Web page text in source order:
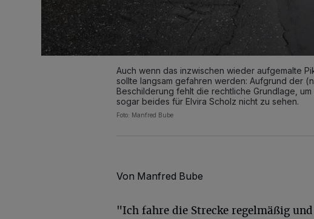
Auch wenn das inzwischen wieder aufgemalte
sollte langsam gefahren werden: Aufgrund der
Beschilderung fehlt die rechtliche Grundlage,
sogar beides für Elvira Scholz nicht zu sehen.
Foto: Manfred Bube
Von Manfred Bube
"Ich fahre die Strecke regelmäßig